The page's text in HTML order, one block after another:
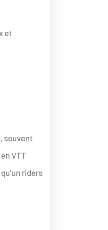
et
souvent
VTT
riders